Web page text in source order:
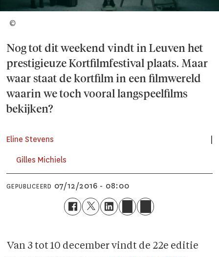
©
Nog tot dit weekend vindt in Leuven het
prestigieuze Kortfilmfestival plaats. Maar
waar staat de kortfilm in een filmwereld
waarin we toch vooral langspeelfilms
bekijken?
Eline Stevens
Gilles Michiels
GEPUBLICEERD 07/12/2016 - 08:00
Van 3 tot 10 december vindt de 22e editie